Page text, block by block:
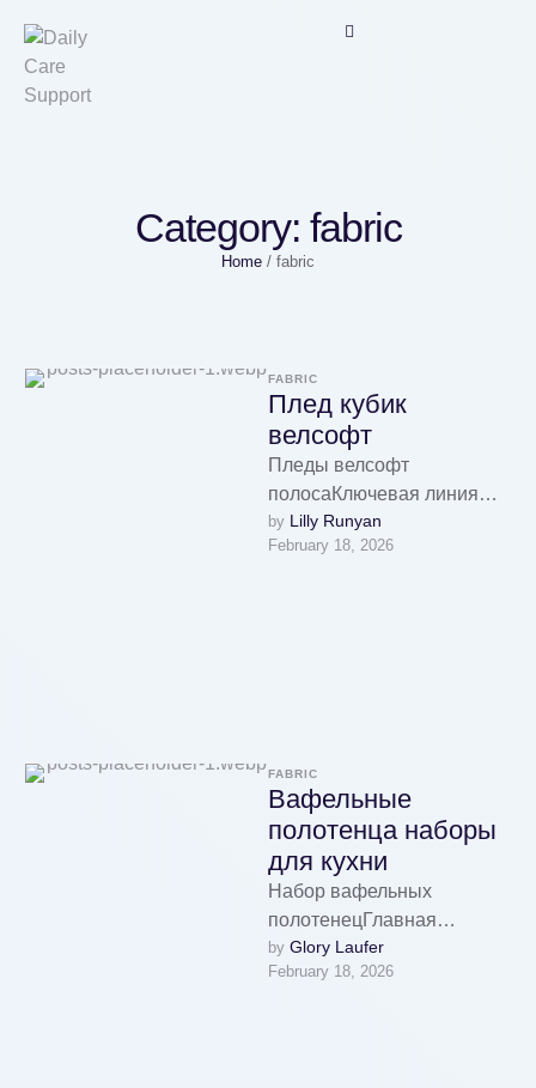
Category: fabric
Home / fabric
FABRIC
Плед кубик
велсофт
Пледы велсофт
полосаКлючевая линия
пледов из велсофта и
бамбука в интернет-
by Lilly Runyan
February 18, 2026
FABRIC
Вафельные
полотенца наборы
для кухни
Набор вафельных
полотенецГлавная
информация о наборах
вафельных полотенец:
by Glory Laufer
February 18, 2026